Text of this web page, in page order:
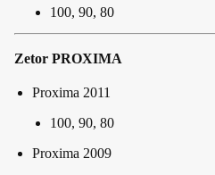
100, 90, 80
Zetor PROXIMA
Proxima 2011
100, 90, 80
Proxima 2009